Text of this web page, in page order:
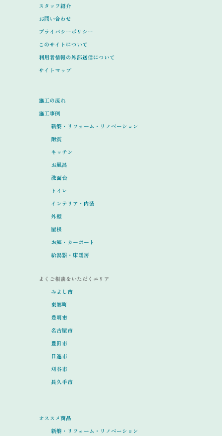
スタッフ紹介
お問い合わせ
プライバシーポリシー
このサイトについて
利用者情報の外部送信について
サイトマップ
施工の流れ
施工事例
新築・リフォーム・リノベーション
耐震
キッチン
お風呂
洗面台
トイレ
インテリア・内装
外壁
屋根
お庭・カーポート
給湯器・床暖房
よくご相談をいただくエリア
みよし市
東郷町
豊明市
名古屋市
豊田市
日進市
刈谷市
長久手市
オススメ商品
新築・リフォーム・リノベーション